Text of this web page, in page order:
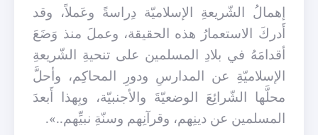
إهمالُ الشّريعةِ الإسلاميّة دِراسةً وعَملاً، وقد
أَدركَ الاستعمارُ هذه الحقيقة، وعملَ منذ وَضَعَ
أقدامَهُ في بلادِ المسلمين على تنحيةِ الشّريعةِ
الإسلاميّةِ عن المدارسِ ودورِ المحاكِم، وأحلَّ
محلَّها الشّرائِعَ الوضعيّةَ والأجنبيّة، وبِهذا أَبعدَ
المسلمين عن دينِهم، وقرآنِهم وسنّةِ نبيِّهم..».